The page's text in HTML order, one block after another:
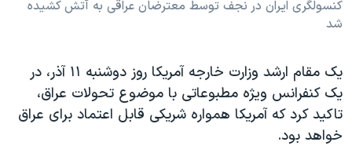
دادگاه حمید نوری
چهل سال گروگان‌گیری
قانون شفافیت دارائی کادر رهبری ایران
کنسولگری ایران در نجف توسط معترضان عراقی به آتش کشیده
شد
یک مقام ارشد وزارت خارجه آمریکا روز دوشنبه ۱۱ آذر، در
یک کنفرانس ویژه مطبوعاتی با موضوع تحولات عراق،
تاکید کرد که آمریکا همواره شریکی قابل اعتماد برای عراق
خواهد بود.